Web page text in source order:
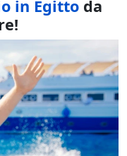
in Egitto da